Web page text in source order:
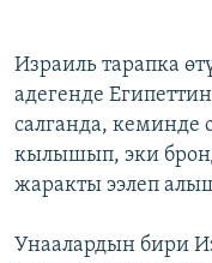
Израиль тарапка
адегенде
салганда,
кылышып, эки
жаракты ээлеп
Унаалардын бири